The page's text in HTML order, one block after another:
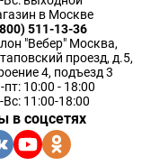
в Москве
511-13-36
"Вебер" Москва,
проезд, д.5,
4, подъезд 3
пт: 10:00 - 18:00
Вс: 11:00-18:00
в соцсетях